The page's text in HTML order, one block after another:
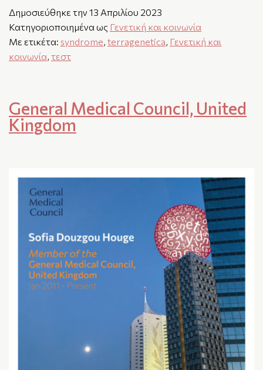
Δημοσιεύθηκε την 13 Απριλίου 2023
Κατηγοριοποιημένα ως Γενετική και κοινωνία
Με ετικέτα: syndrome, terragenetica, Γενετική και
κοινωνία, τεστ
General Medical Council, United
Kingdom